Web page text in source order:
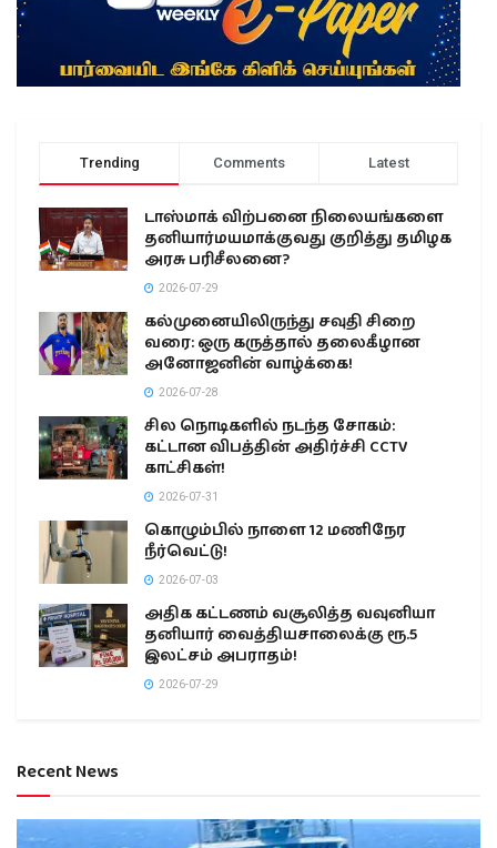
Trending Comments Latest
டாஸ்மாக் விற்பனை நிலையங்களை
தனியார்மயமாக்குவது குறித்து தமிழக
அரசு பரிசீலனை?
2026-07-29
கல்முனையிலிருந்து சவுதி சிறை
வரை: ஒரு கருத்தால் தலைகீழான
அனோஜனின் வாழ்க்கை!
2026-07-28
சில நொடிகளில் நடந்த சோகம்:
கட்டான விபத்தின் அதிர்ச்சி CCTV
காட்சிகள்!
2026-07-31
கொழும்பில் நாளை 12 மணிநேர
நீர்வெட்டு!
2026-07-03
அதிக கட்டணம் வசூலித்த வவுனியா
தனியார் வைத்தியசாலைக்கு ரூ.5
இலட்சம் அபராதம்!
2026-07-29
Recent News